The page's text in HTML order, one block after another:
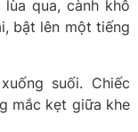
qua, cành khô
bật lên một tiếng
suối. Chiếc
mắc kẹt giữa khe